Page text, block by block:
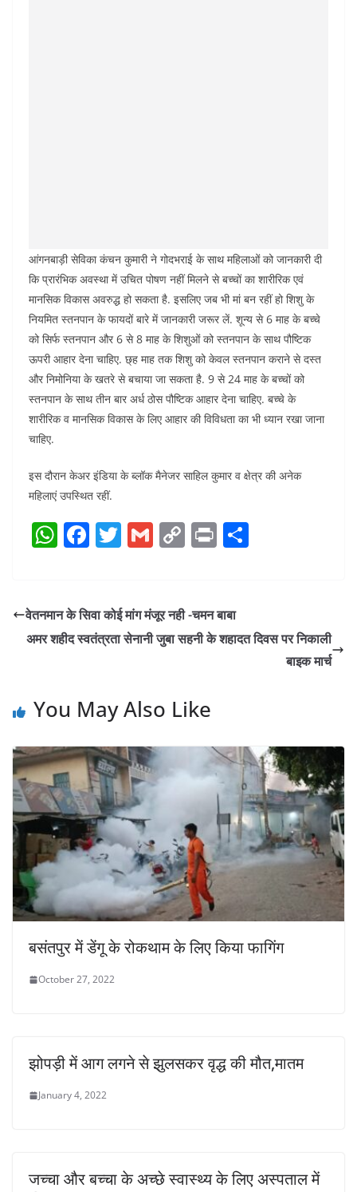
आंगनबाड़ी सेविका कंचन कुमारी ने गोदभराई के साथ महिलाओं को जानकारी दी
कि प्रारंभिक अवस्था में उचित पोषण नहीं मिलने से बच्चों का शारीरिक एवं
मानसिक विकास अवरुद्ध हो सकता है. इसलिए जब भी मां बन रहीं हो शिशु के
नियमित स्तनपान के फायदों बारे में जानकारी जरूर लें. शून्य से 6 माह के बच्चे
को सिर्फ स्तनपान और 6 से 8 माह के शिशुओं को स्तनपान के साथ पौष्टिक
ऊपरी आहार देना चाहिए. छ्ह माह तक शिशु को केवल स्तनपान कराने से दस्त
और निमोनिया के खतरे से बचाया जा सकता है. 9 से 24 माह के बच्चों को
स्तनपान के साथ तीन बार अर्ध ठोस पौष्टिक आहार देना चाहिए. बच्चे के
शारीरिक व मानसिक विकास के लिए आहार की विविधता का भी ध्यान रखा जाना
चाहिए.
इस दौरान केअर इंडिया के ब्लॉक मैनेजर साहिल कुमार व क्षेत्र की अनेक
महिलाएं उपस्थित रहीं.
W
s
A
F
e
b
k
T
er
G
l
C
y
Li
Pr
वेतनमान के सिवा कोई मांग मंजूर नही -चमन बाबा
अमर शहीद स्वतंत्रता सेनानी जुबा सहनी के शहादत दिवस पर निकाली
बाइक मार्च
You May Also Like
बसंतपुर में डेंगू के रोकथाम के लिए किया फागिंग
October 27, 2022
झोपड़ी में आग लगने से झुलसकर वृद्ध की मौत,मातम
January 4, 2022
जच्चा और बच्चा के अच्छे स्वास्थ्य के लिए अस्पताल में